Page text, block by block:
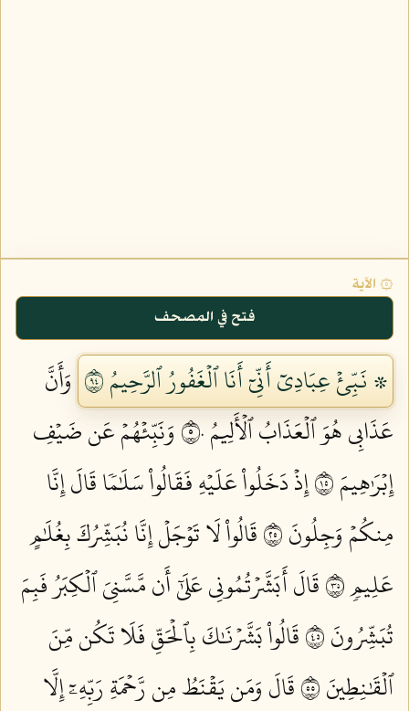
۞ الآية
فتح في المصحف
۞ نَبِّئۡ عِبَادِيٓ أَنِّيٓ أَنَا ٱلۡغَفُورُ ٱلرَّحِيمُ ٤٩
وَأَنَّ
عَذَابِي هُوَ ٱلۡعَذَابُ ٱلۡأَلِيمُ ٥٠
وَنَبِّئۡهُمۡ عَن ضَيۡفِ
إِبۡرَٰهِيمَ ٥١
إِذۡ دَخَلُواْ عَلَيۡهِ فَقَالُواْ سَلَٰمٗا قَالَ إِنَّا
مِنكُمۡ وَجِلُونَ ٥٢
قَالُواْ لَا تَوۡجَلۡ إِنَّا نُبَشِّرُكَ بِغُلَٰمٍ
عَلِيمٖ ٥٣
قَالَ أَبَشَّرۡتُمُونِي عَلَىٰٓ أَن مَّسَّنِيَ ٱلۡكِبَرُ فَبِمَ
تُبَشِّرُونَ ٥٤
قَالُواْ بَشَّرۡنَٰكَ بِٱلۡحَقِّ فَلَا تَكُن مِّنَ
ٱلۡقَٰنِطِينَ ٥٥
قَالَ وَمَن يَقۡنَطُ مِن رَّحۡمَةِ رَبِّهِۦٓ إِلَّا